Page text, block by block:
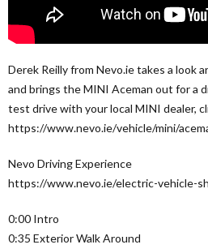
Derek Reilly from Nevo.ie takes a look
and brings the MINI Aceman out for a
test drive with your local MINI dealer,
https://www.nevo.ie/vehicle/mini/
Nevo Driving Experience
https://www.nevo.ie/electric-vehicle-
0:00 Intro
0:35 Exterior Walk Around